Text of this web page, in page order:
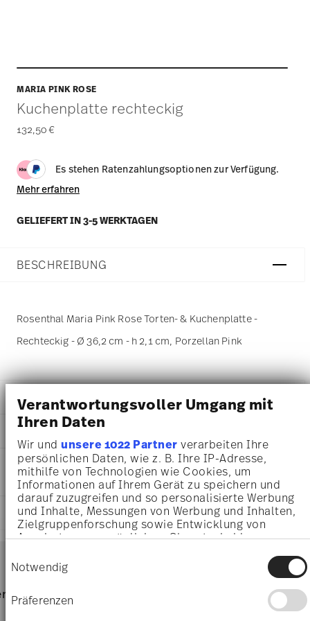
Verantwortungsvoller Umgang mit
Ihren Daten
Wir undunsere 1022 Partner verarbeiten Ihre
persönlichen Daten, wie z. B. Ihre IP-Adresse,
mithilfe von Technologien wie Cookies, um
Informationen auf Ihrem Gerät zu speichern und
darauf zuzugreifen und so personalisierte Werbung
und Inhalte, Messungen von Werbung und Inhalten,
Zielgruppenforschung sowie Entwicklung von
Angeboten zu ermöglichen. Sie entscheiden
Sie können Ihre Einwilligung jederzeit über die
Cookie-Erklärung oder durch Klicken auf das
Privacy Trigger Symbol ändern oder widerrufen
Notwendig
Präferenzen
MARIA PINK ROSE
Kuchenplatte rechteckig
132,50 €
Es stehen Ratenzahlungsoptionen zur Verfügung.
Mehr erfahren
GELIEFERT IN 3-5 WERKTAGEN
BESCHREIBUNG
Rosenthal Maria Pink Rose Torten- & Kuchenplatte -
Rechteckig - Ø 36,2 cm - h 2,1 cm, Porzellan Pink
DETAILS
Rosenthal
Pink Rose
Porzellan
Pink Rose
10430-407165-12844
4012438495309
DE
2014
MAßE
36,20 cm
35,80 cm
16,20 cm
2,10 cm
745 gr
0,00 cm
200 gr
PFLEGE- UND
SICHERHEITSINFORMATIONEN
Mikrowellengeeignet
LIEFERUNG UND RÜCKSENDUNG